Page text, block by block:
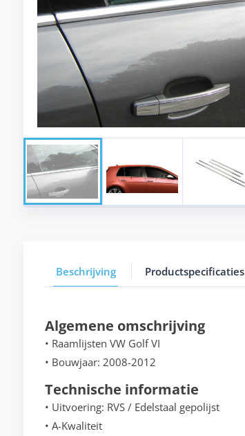
Beschrijving Productspecificaties
Algemene omschrijving
• Raamlijsten VW Golf VI
• Bouwjaar: 2008-2012
Technische informatie
• Uitvoering: RVS / Edelstaal gepolijst
• A-Kwaliteit